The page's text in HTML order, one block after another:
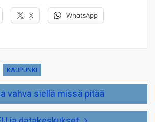
X WhatsApp
KAUPUNKI
vahva siellä missä pitää